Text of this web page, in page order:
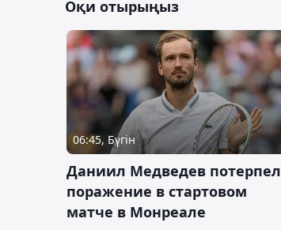
Оқи отырыңыз
06:45, Бүгін
Даниил Медведев потерпел
поражение в стартовом
матче в Монреале